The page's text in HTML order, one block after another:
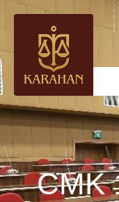
CMK